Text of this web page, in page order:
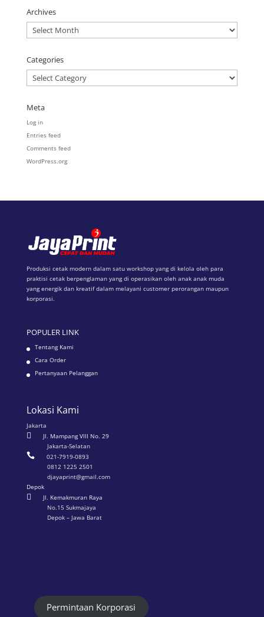
Archives
Archives
Categories
Categories
Meta
Log in
Entries feed
Comments feed
WordPress.org
Produksi cetak modern dalam satu workshop yang di kelola oleh para
praktisi cetak berpenglaman yang di operasikan oleh anak anak muda
yang energik dan kreatif dalam melayani customer perorangan maupun
korporasi.
POPULER LINK
Tentang Kami
Cara Order
Pertanyaan Pelanggan
Lokasi Kami
Jakarta

Jl. Mampang VIII No. 29
Jakarta-Selatan

021-7919-0893
0812 1225 2501
djayaprint@gmail.com
Depok

Jl. Kemakmuran Raya
No.15 Sukmajaya
Depok – Jawa Barat
Permintaan Korporasi